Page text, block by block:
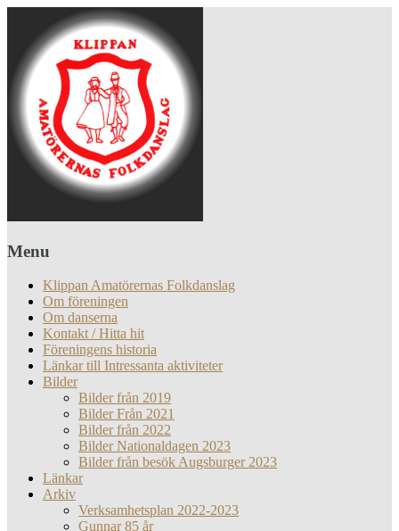
Menu
Klippan Amatörernas Folkdanslag
Om föreningen
Om danserna
Kontakt / Hitta hit
Föreningens historia
Länkar till Intressanta aktiviteter
Bilder
Bilder från 2019
Bilder Från 2021
Bilder från 2022
Bilder Nationaldagen 2023
Bilder från besök Augsburger 2023
Länkar
Arkiv
Verksamhetsplan 2022-2023
Gunnar 85 år